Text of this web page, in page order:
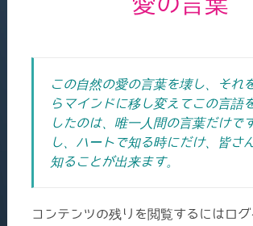
この自然の愛の言葉を壊し、それ
らマインドに移し変えてこの言語
したのは、唯一人間の言葉だけで
し、ハートで知る時にだけ、皆さ
知ることが出来ます。
コンテンツの残りを閲覧するにはロ